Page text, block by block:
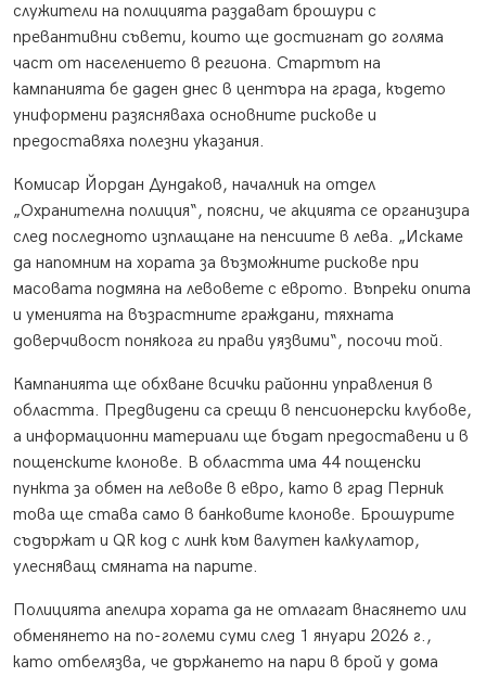
служители на полицията раздават брошури с
превантивни съвети, които ще достигнат до голяма
част от населението в региона. Стартът на
кампанията бе даден днес в центъра на града, където
униформени разясняваха основните рискове и
предоставяха полезни указания.
Комисар Йордан Дундаков, началник на отдел
„Охранителна полиция“, поясни, че акцията се организира
след последното изплащане на пенсиите в лева. „Искаме
да напомним на хората за възможните рискове при
масовата подмяна на левовете с еврото. Въпреки опита
и уменията на възрастните граждани, тяхната
доверчивост понякога ги прави уязвими“, посочи той.
Кампанията ще обхване всички районни управления в
областта. Предвидени са срещи в пенсионерски клубове,
а информационни материали ще бъдат предоставени и в
пощенските клонове. В областта има 44 пощенски
пункта за обмен на левове в евро, като в град Перник
това ще става само в банковите клонове. Брошурите
съдържат и QR код с линк към валутен калкулатор,
улесняващ смяната на парите.
Полицията апелира хората да не отлагат внасянето или
обменянето на по-големи суми след 1 януари 2026 г.,
като отбелязва, че държането на пари в брой у дома